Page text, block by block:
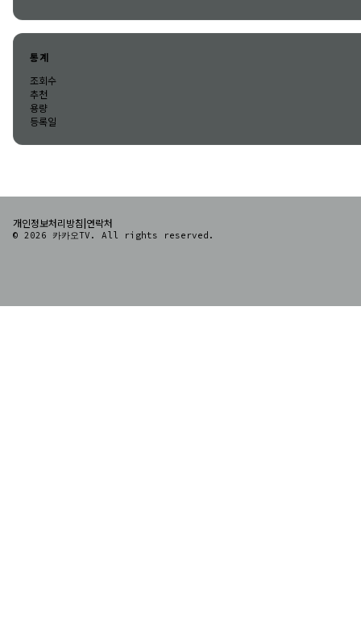
통계
조회수
추천
용량
등록일
개인정보처리방침|연락처
© 2026 카카오TV. All rights reserved.